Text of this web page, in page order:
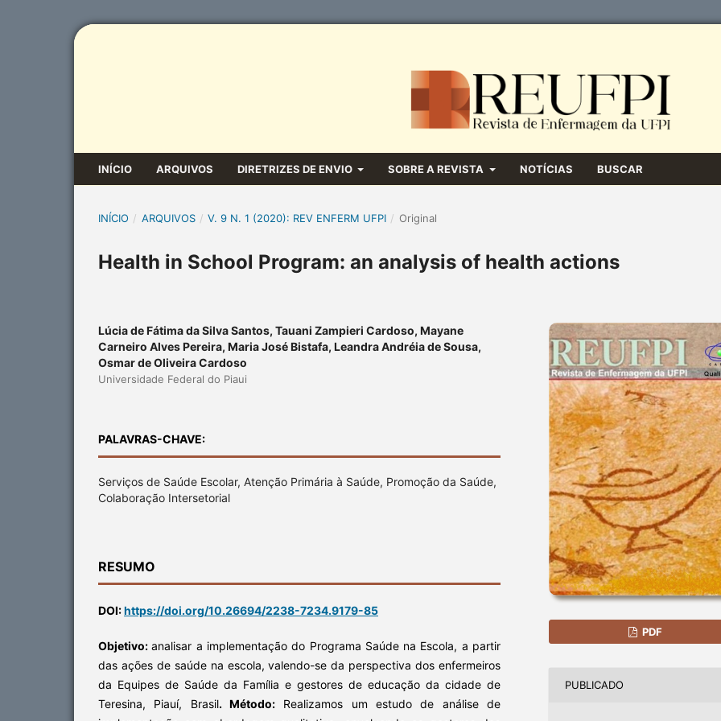
INÍCIO ARQUIVOS DIRETRIZES DE ENVIO SOBRE A REVISTA NOTÍCIAS BUSCAR
INÍCIO / ARQUIVOS / V. 9 N. 1 (2020): REV ENFERM UFPI / Original
Health in School Program: an analysis of health actions
Lúcia de Fátima da Silva Santos, Tauani Zampieri Cardoso, Mayane
Carneiro Alves Pereira, Maria José Bistafa, Leandra Andréia de Sousa,
Osmar de Oliveira Cardoso
Universidade Federal do Piaui
PALAVRAS-CHAVE:
Serviços de Saúde Escolar, Atenção Primária à Saúde, Promoção da Saúde,
Colaboração Intersetorial
RESUMO
DOI:https://doi.org/10.26694/2238-7234.9179-85
Objetivo:analisar a implementação do Programa Saúde na Escola, a partir
das ações de saúde na escola, valendo-se da perspectiva dos enfermeiros
da Equipes de Saúde da Família e gestores de educação da cidade de
Teresina, Piauí, Brasil. Método: Realizamos um estudo de análise de
PDF
PUBLICADO